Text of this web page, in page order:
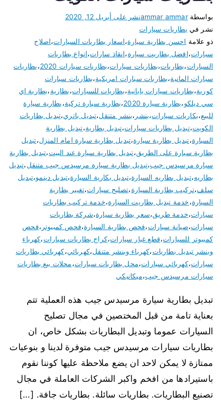
بواسطةammar ammarنشر على أبريل 12, 2020
نشر في بطاريات سيارات
ذو علامة احسن بطارية سيارة،اسعار بطاريات السيارات،اصلاح
سيارات،افضل بطاريت سيارة،انقاذ سارات،انواع بطاريات
السيارات،بطاريات،بطاريات سيارات،بطاريات سيارات 2020 ،بطاريات
سيارات المانية،بطاريات سيارات امريكية،بطاريات سيارات
كورية،بطاريات سيارات يابانية،بطاريات للسيارات،بطارية،بطارية اي
سي ديلكو،بطارية سيارة 2020 ،بطارية سيارة تركية،بطارية سيارة
للبيع،بكاريات سيارات،بنشر ،بنشر متنقل،تبديل باتري،تبديل بطاريات
الكويت،تبديل بطاريات سيارات،تبديل بطارية،تبديل بطارية
السيارة،تبديل بطارية سيارة،تبديل بطارية سيارة امام المنزل،تبديل
بطارية سيارة على الطريق،تبديل بطارية سيارة عند البيت،تبديل بطارية
سيارة مرسيدس جيب،تبديل بطارية سيارة مرسيدس جيب متنقل،تبديل
بطاريه،تبديل بطاريه السيارة،تبديل بكارية السيارة،تبديل دينمو،تبديل
سلف،تركيب بطارية السيارة،تصليح سيارات،تغيير بطارية
السيارة،خدمة تبديل بطاريت السيارة،خدمة تركيب بطاريات
سيارات،خدمة طريق،سعر بطارية سيارة،شركة بطاريات
سيارات،صيانة سيارات،فحص بطارية السيارة،فحص كمبيوتر ،فحص
كمبيوتر للسيارات،قطع غيار سيارات،كراج بطاريات سيارات،كهرباء
وبنشر تبديل بطاريات،كهرباء وبنشر متنقل،كهربائي،كهربائي بطاريات
سيارات،كهربائي سيارات،محل بطاريات سيارات،محلات بيع بطاريات
سيارات مرسيدس جيب،ميكانيكي
تبديل بطارية سيارة مرسيدس جيب هذه العملية تتم
بعناية تامة من قبل المختصين في مجال تصليح
السيارات عموما وتبديل البطاريات بشكل خاص، ان
بطاريات سيارات مرسيدس جيب متوفرة لدينا و بنوعيات
ممتازة لا يمكن لاحد ان يضع ملاحظة عليها كوننا نقوم
باستيرادها من افخم واكبر الشركات العاملة في مجال
تصنيع البطاريات. بطاريات سائلة. بطاريات جافة. […]